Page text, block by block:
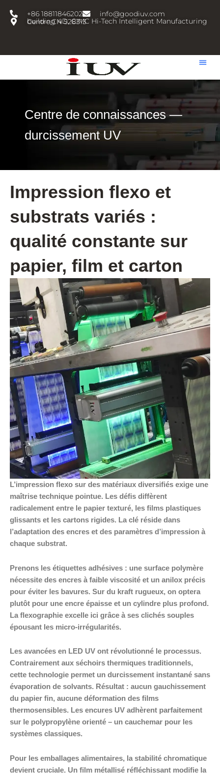
+86 18811846202
info@goodiuv.com
building 4D, CIMC Hi-Tech Intelligent Manufacturing Centre,CN 528313
Centre de connaissances —
durcissement UV
Impression flexo et
substrats variés :
qualité constante sur
papier, film et carton
L’impression flexo sur des matériaux diversifiés exige une
maîtrise technique pointue. Les défis diffèrent
radicalement entre le papier texturé, les films plastiques
glissants et les cartons rigides. La clé réside dans
l’adaptation des encres et des paramètres d’impression à
chaque substrat.
Prenons les étiquettes adhésives : une surface polymère
nécessite des encres à faible viscosité et un anilox précis
pour éviter les bavures. Sur du kraft rugueux, on optera
plutôt pour une encre épaisse et un cylindre plus profond.
La flexographie excelle ici grâce à ses clichés souples
épousant les micro-irrégularités.
Les avancées en LED UV ont révolutionné le processus.
Contrairement aux séchoirs thermiques traditionnels,
cette technologie permet un durcissement instantané sans
évaporation de solvants. Résultat : aucun gauchissement
du papier fin, aucune déformation des films
thermosensibles. Les encures UV adhèrent parfaitement
sur le polypropylène orienté – un cauchemar pour les
systèmes classiques.
Pour les emballages alimentaires, la stabilité chromatique
devient cruciale. Un film métallisé réfléchissant modifie la